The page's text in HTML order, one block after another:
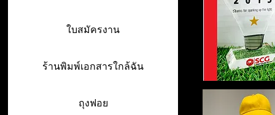
ใบสมัครงาน
ร้านพิมพ์เอกสารใกล้ฉัน
ถุงฟอย